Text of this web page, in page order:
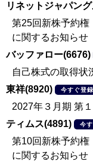
リネットジャパン
第25回新株予約権
に関するお知らせ
バッファロー(6676)
自己株式の取得状
東祥(8920)
今すぐ登録
2027年３月期 第
ティムス(4891)
今
第10回新株予約権
に関するお知らせ